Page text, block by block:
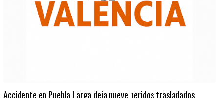
Accidente en Puebla Larga deja nueve heridos trasladados